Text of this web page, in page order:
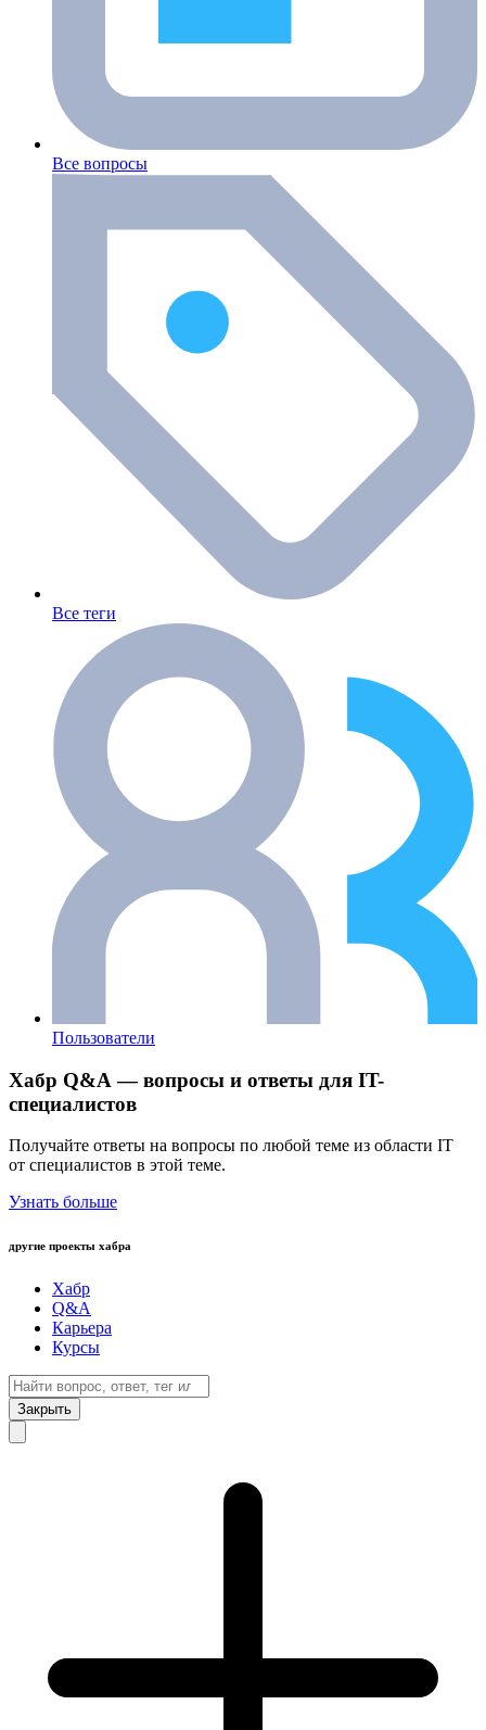
Все вопросы
Все теги
Пользователи
Хабр Q&A — вопросы и ответы для IT-
специалистов
Получайте ответы на вопросы по любой теме из области IT
от специалистов в этой теме.
Узнать больше
другие проекты хабра
Хабр
Q&A
Карьера
Курсы
Закрыть